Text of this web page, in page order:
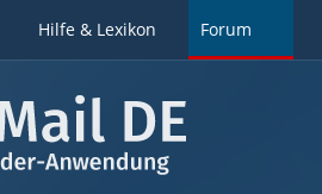
Hilfe & Lexikon Forum